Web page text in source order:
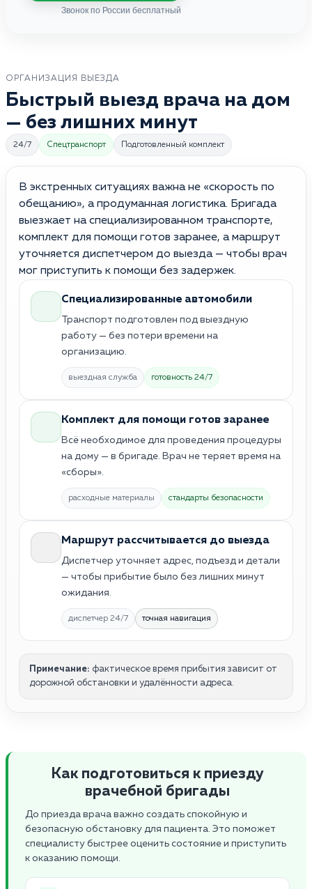
Звонок по России бесплатный
ОРГАНИЗАЦИЯ ВЫЕЗДА
Быстрый выезд врача на дом
— без лишних минут
24/7 Спецтранспорт Подготовленный комплект
В экстренных ситуациях важна не «скорость по
обещанию», а продуманная логистика. Бригада
выезжает на специализированном транспорте,
комплект для помощи готов заранее, а маршрут
уточняется диспетчером до выезда — чтобы врач
мог приступить к помощи без задержек.
Специализированные автомобили
Транспорт подготовлен под выездную
работу — без потери времени на
организацию.
выездная служба готовность 24/7
Комплект для помощи готов заранее
Всё необходимое для проведения процедуры
на дому — в бригаде. Врач не теряет время на
«сборы».
расходные материалы стандарты безопасности
Маршрут рассчитывается до выезда
Диспетчер уточняет адрес, подъезд и детали
— чтобы прибытие было без лишних минут
ожидания.
диспетчер 24/7 точная навигация
Примечание: фактическое время прибытия зависит от
дорожной обстановки и удалённости адреса.
Как подготовиться к приезду
врачебной бригады
До приезда врача важно создать спокойную и
безопасную обстановку для пациента. Это поможет
специалисту быстрее оценить состояние и приступить
к оказанию помощи.